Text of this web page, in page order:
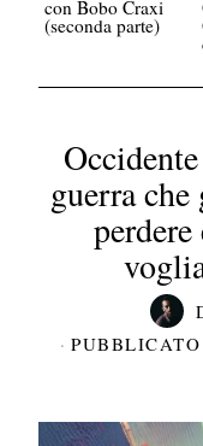
con Bobo Craxi
(seconda parte)
guerra